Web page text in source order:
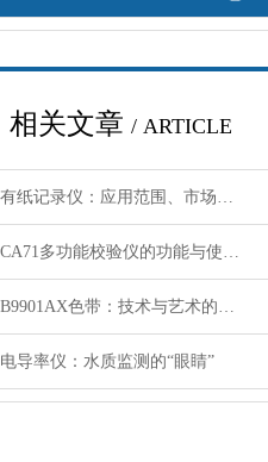
相关文章 / ARTICLE
有纸记录仪：应用范围、市场价值及前景分析
CA71多功能校验仪的功能与使用指南
B9901AX色带：技术与艺术的结合
电导率仪：水质监测的“眼睛”